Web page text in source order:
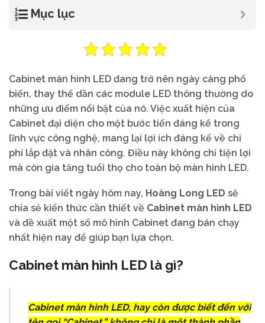
Mục lục
Cabinet màn hình LED đang trở nên ngày càng phổ
biến, thay thế dần các module LED thông thường do
những ưu điểm nổi bật của nó. Việc xuất hiện của
Cabinet đại diện cho một bước tiến đáng kể trong
lĩnh vực công nghệ, mang lại lợi ích đáng kể về chi
phí lắp đặt và nhân công. Điều này không chỉ tiện lợi
mà còn gia tăng tuổi thọ cho toàn bộ màn hình LED.
Trong bài viết ngày hôm nay, Hoàng Long LED sẽ
chia sẻ kiến thức cần thiết về Cabinet màn hình LED
và đề xuất một số mô hình Cabinet đang bán chạy
nhất hiện nay để giúp bạn lựa chọn.
Cabinet màn hình LED là gì?
Cabinet màn hình LED, hay còn được biết đến với